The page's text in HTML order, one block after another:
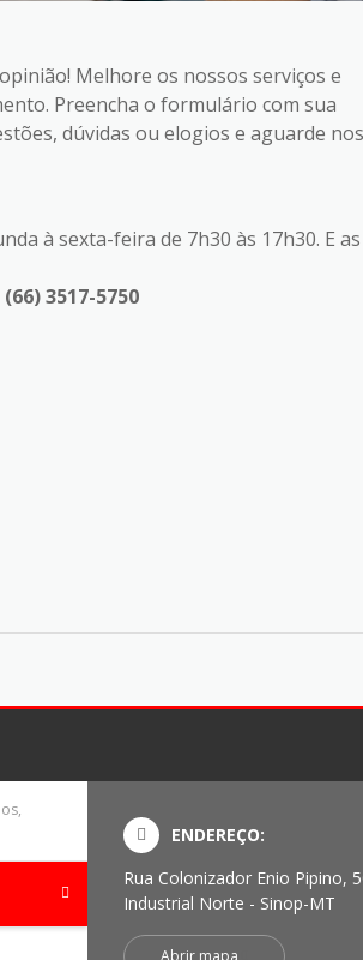
Melhore os nossos serviços e
Preencha o formulário com sua
dúvidas ou elogios e aguarde
à sexta-feira de 7h30 às 17h30. E as
(66) 3517-5750
ENDEREÇO:
Rua Colonizador Enio Pipino,
Industrial Norte - Sinop-MT